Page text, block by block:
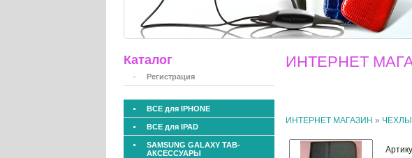
Каталог
Регистрация
ВСЕ для IPHONE
ВСЕ для IPAD
SAMSUNG GALAXY TAB-
АКСЕССУАРЫ
ИНТЕРНЕТ
ИНТЕРНЕТ МАГАЗИН » ЧЕХЛЫ